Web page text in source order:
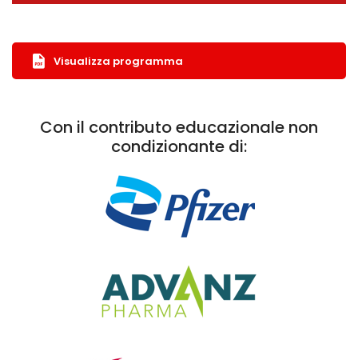
Visualizza programma
Con il contributo educazionale non
condizionante di: